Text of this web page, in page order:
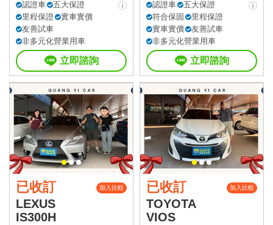
認證車
五大保證
里程保證
實車實價
友善試車
非多元化營業用車
立即諮詢
認證車
五大保證
符合保固
里程保證
實車實價
友善試車
非多元化營業用車
立即諮詢
已收訂 加入比較
LEXUS
IS300H
已收訂 加入比較
TOYOTA
VIOS